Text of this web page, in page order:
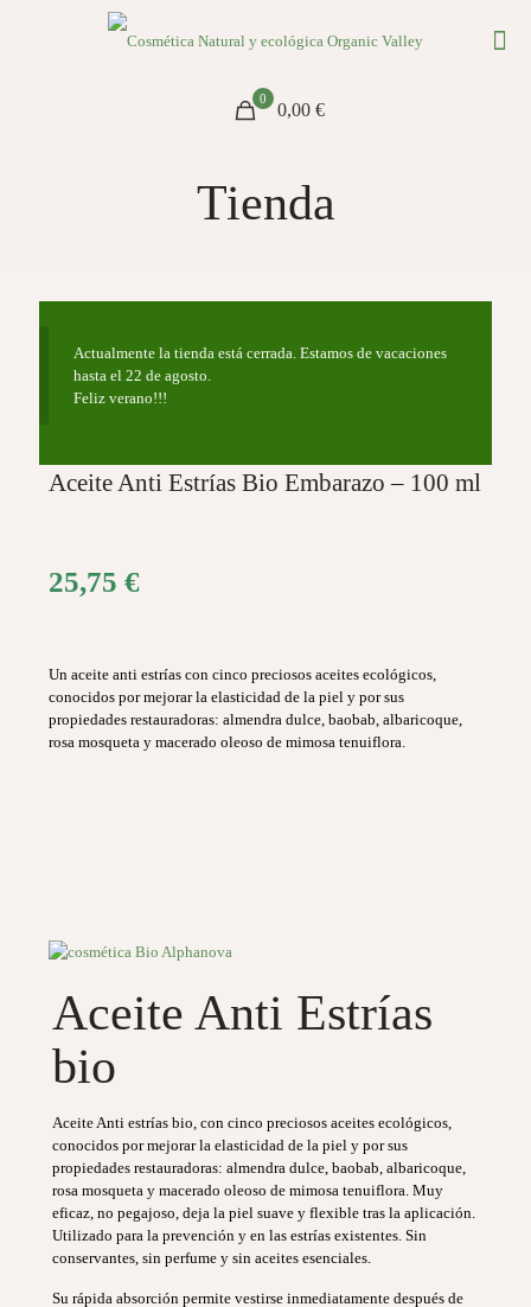
0
0,00 €
Tienda
Actualmente la tienda está cerrada. Estamos de vacaciones
hasta el 22 de agosto.
Feliz verano!!!
Aceite Anti Estrías Bio Embarazo – 100 ml
25,75 €
Un aceite anti estrías con cinco preciosos aceites ecológicos,
conocidos por mejorar la elasticidad de la piel y por sus
propiedades restauradoras: almendra dulce, baobab, albaricoque,
rosa mosqueta y macerado oleoso de mimosa tenuiflora.
Aceite Anti Estrías
bio
Aceite Anti estrías bio, con cinco preciosos aceites ecológicos,
conocidos por mejorar la elasticidad de la piel y por sus
propiedades restauradoras: almendra dulce, baobab, albaricoque,
rosa mosqueta y macerado oleoso de mimosa tenuiflora. Muy
eficaz, no pegajoso, deja la piel suave y flexible tras la aplicación.
Utilizado para la prevención y en las estrías existentes. Sin
conservantes, sin perfume y sin aceites esenciales.
Su rápida absorción permite vestirse inmediatamente después de